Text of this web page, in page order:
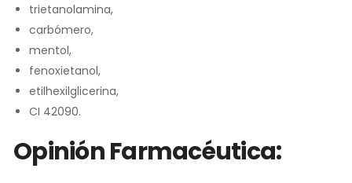
trietanolamina,
carbómero,
mentol,
fenoxietanol,
etilhexilglicerina,
CI 42090.
Opinión Farmacéutica: